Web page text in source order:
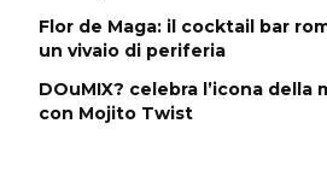
Flor de Maga: il cocktail bar
un vivaio di periferia
DOuMIX? celebra l’icona della
con Mojito Twist